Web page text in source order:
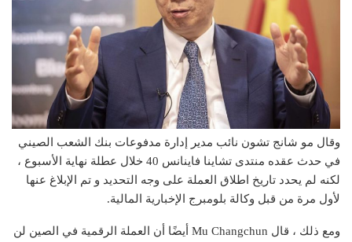
وقال مو شانج تشون نائب مدير إدارة مدفوعات بنك الشعب الصيني
في حدث عقده منتدى تشاينا فاينانس 40 خلال عطلة نهاية الأسبوع ،
لكنه لم يحدد تاريخ اطلاق العملة على وجه التحديد و تم الإبلاغ عنها
لأول مرة من قبل وكالة بلومبرج الإخبارية المالية.
ومع ذلك ، قال Mu Changchun أيضًا أن العملة الرقمية في الصين لن